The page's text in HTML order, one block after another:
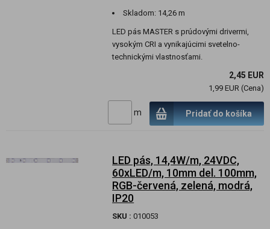
Skladom: 14,26 m
LED pás MASTER s prúdovými drivermi,
vysokým CRI a vynikajúcimi svetelno-
technickými vlastnosťami.
2,45 EUR
1,99 EUR (Cena)
m Pridať do košíka
LED pás, 14,4W/m, 24VDC,
60xLED/m, 10mm del. 100mm,
RGB-červená, zelená, modrá,
IP20
SKU : 010053